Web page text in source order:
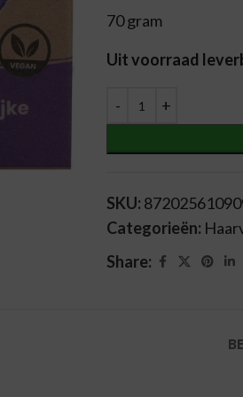
70 gram
Uit voorraad
Alternative:
SKU:
Categorieën:
Share: